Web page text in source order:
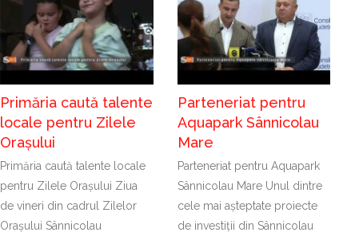
Primăria caută talente
locale pentru Zilele
Orașului
Primăria caută talente locale
pentru Zilele Orașului Ziua
de vineri din cadrul Zilelor
Orașului Sânnicolau
Parteneriat pentru
Aquapark Sânnicolau
Mare
Parteneriat pentru Aquapark
Sânnicolau Mare Unul dintre
cele mai așteptate proiecte
de investiții din Sânnicolau